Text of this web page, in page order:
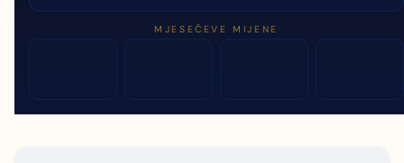
MJESEČEVE MIJENE